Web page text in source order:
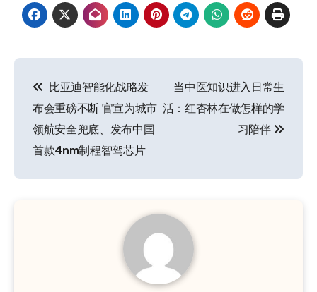
章
导
航
​ 比亚迪智能化战略发
布会重磅不断 官宣为城市
领航安全兜底、发布中国
首款4nm制程智驾芯片
当中医知识进入日常生
活：红杏林在做怎样的学
习陪伴